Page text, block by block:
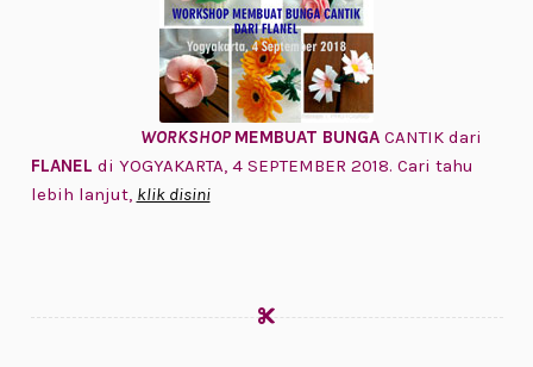
WORKSHOP MEMBUAT BUNGACANTIK dari
FLANEL di YOGYAKARTA, 4 SEPTEMBER 2018. Cari tahu
lebih lanjut, klik disini